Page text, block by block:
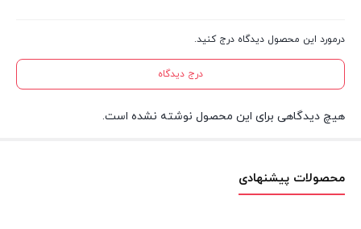
درمورد این محصول دیدگاه درج کنید.
درج دیدگاه
هیچ دیدگاهی برای این محصول نوشته نشده است.
محصولات پیشنهادی